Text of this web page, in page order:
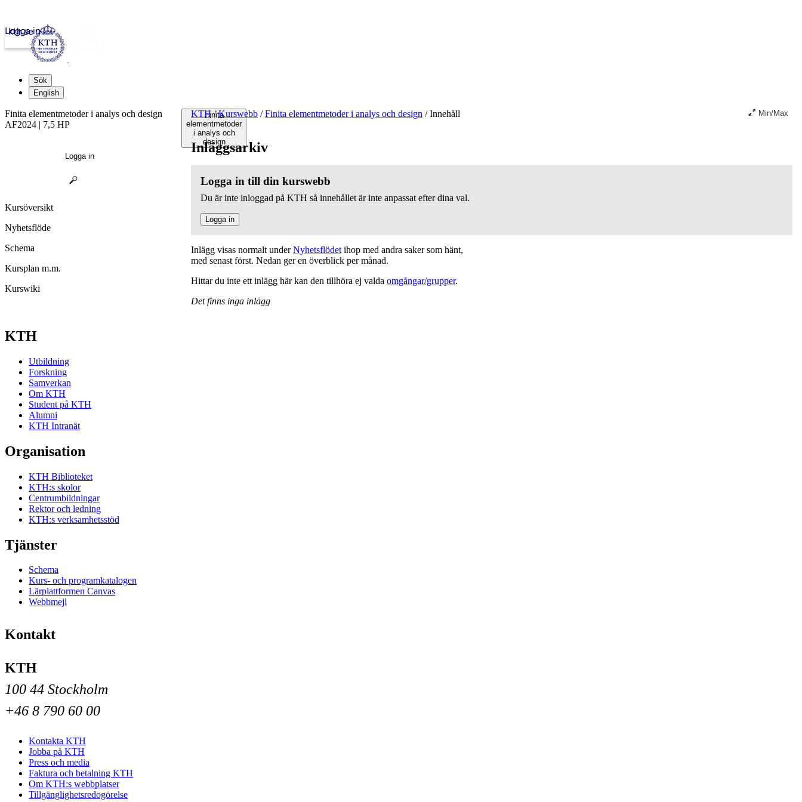
kth.se
Logga in
Sök
English
Finita
elementmetoder
i analys och
design
KTH / Kurswebb / Finita elementmetoder i analys och design /Innehåll Min/Max
Inläggsarkiv
Logga in till din kurswebb
Du är inte inloggad på KTH så innehållet är inte anpassat efter dina val.
Logga in
Inlägg visas normalt underNyhetsflödet ihop med andra saker som hänt,
med senast först. Nedan ger en överblick per månad.
Hittar du inte ett inlägg här kan den tillhöra ej valda omgångar/grupper.
Det finns inga inlägg
Finita elementmetoder i analys och design
AF2024 | 7,5 HP
Logga in
Kursöversikt
Nyhetsflöde
Schema
Kursplan m.m.
Kurswiki
KTH
Utbildning
Forskning
Samverkan
Om KTH
Student på KTH
Alumni
KTH Intranät
Organisation
KTH Biblioteket
KTH:s skolor
Centrumbildningar
Rektor och ledning
KTH:s verksamhetsstöd
Tjänster
Schema
Kurs- och programkatalogen
Lärplattformen Canvas
Webbmejl
Kontakt
KTH
100 44 Stockholm
+46 8 790 60 00
Kontakta KTH
Jobba på KTH
Press och media
Faktura och betalning KTH
Om KTH:s webbplatser
Tillgänglighetsredogörelse